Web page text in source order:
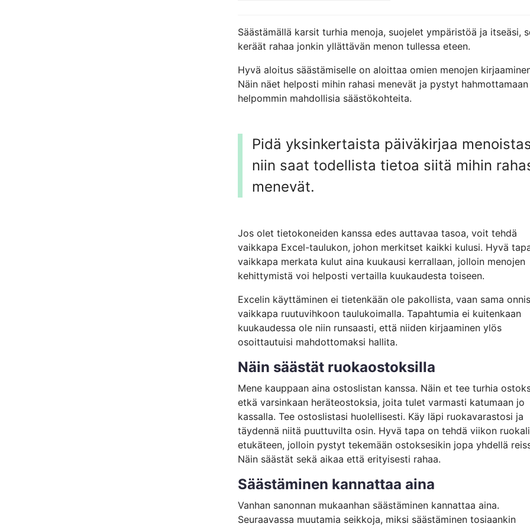
Säästämällä karsit turhia menoja, suojelet ympäristöä ja itseäsi,
keräät rahaa jonkin yllättävän menon tullessa eteen.
Hyvä aloitus säästämiselle on aloittaa omien menojen
Näin näet helposti mihin rahasi menevät ja pystyt hahmottamaan
helpommin mahdollisia säästökohteita.
Pidä yksinkertaista päiväkirjaa
niin saat todellista tietoa siitä mihin
menevät.
Jos olet tietokoneiden kanssa edes auttavaa tasoa, voit tehdä
vaikkapa Excel-taulukon, johon merkitset kaikki kulusi. Hyvä
vaikkapa merkata kulut aina kuukausi kerrallaan, jolloin menojen
kehittymistä voi helposti vertailla kuukaudesta toiseen.
Excelin käyttäminen ei tietenkään ole pakollista, vaan sama
vaikkapa ruutuvihkoon taulukoimalla. Tapahtumia ei kuitenkaan
kuukaudessa ole niin runsaasti, että niiden kirjaaminen ylös
osoittautuisi mahdottomaksi hallita.
Näin säästät ruokaostoksilla
Mene kauppaan aina ostoslistan kanssa. Näin et tee turhia
etkä varsinkaan heräteostoksia, joita tulet varmasti katumaan jo
kassalla. Tee ostoslistasi huolellisesti. Käy läpi ruokavarastosi ja
täydennä niitä puuttuvilta osin. Hyvä tapa on tehdä viikon
etukäteen, jolloin pystyt tekemään ostoksesikin jopa yhdellä
Näin säästät sekä aikaa että erityisesti rahaa.
Säästäminen kannattaa aina
Vanhan sanonnan mukaanhan säästäminen kannattaa aina.
Seuraavassa muutamia seikkoja, miksi säästäminen tosiaankin